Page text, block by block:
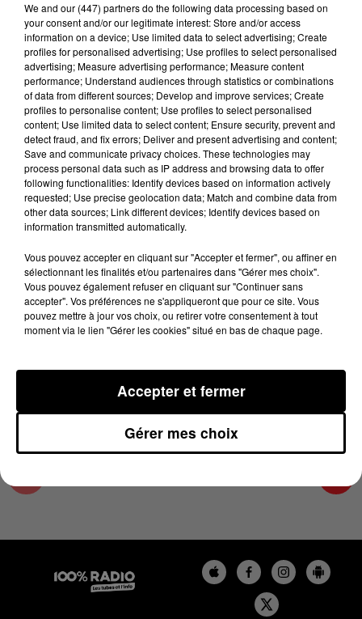
Lecture (3 min 16 sec)
100%
100% Radio les infos du Tarn et Garonne
26 juillet 2023 - 3 min 16 sec
LES INFOS DU TARN ET GARONNE DU
26/07/2023 À 12H01
Podcasts infos du Tarn et Garonne
We and our (447) partnersdo the following data processing based on
your consent and/or our legitimate interest: Store and/or access
information on a device; Use limited data to select advertising; Create
profiles for personalised advertising; Use profiles to select personalised
advertising; Measure advertising performance; Measure content
performance; Understand audiences through statistics or combinations
of data from different sources; Develop and improve services; Create
profiles to personalise content; Use profiles to select personalised
content; Use limited data to select content; Ensure security, prevent and
detect fraud, and fix errors; Deliver and present advertising and content;
Save and communicate privacy choices. These technologies may
process personal data such as IP address and browsing data to offer
following functionalities: Identify devices based on information actively
requested; Use precise geolocation data; Match and combine data from
other data sources; Link different devices; Identify devices based on
information transmitted automatically.
Vous pouvez accepter en cliquant sur "Accepter et fermer", ou affiner en
sélectionnant les finalités et/ou partenaires dans "Gérer mes choix".
Vous pouvez également refuser en cliquant sur "Continuer sans
accepter". Vos préférences ne s'appliqueront que pour ce site. Vous
pouvez mettre à jour vos choix, ou retirer votre consentement à tout
moment via le lien "Gérer les cookies" situé en bas de chaque page.
Gérer mes choix
Accepter et fermer